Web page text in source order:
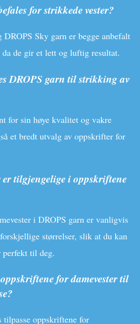
for strikkede vester?
Sky garn er begge anbefalt
de gir et lett og luftig resultat.
DROPS garn til strikking av
for sin høye kvalitet og vakre
et bredt utvalg av oppskrifter for
tilgjengelige i oppskriftene
i DROPS garn er vanligvis
størrelser, slik at du kan
perfekt til deg.
for damevester til
oppskriftene for